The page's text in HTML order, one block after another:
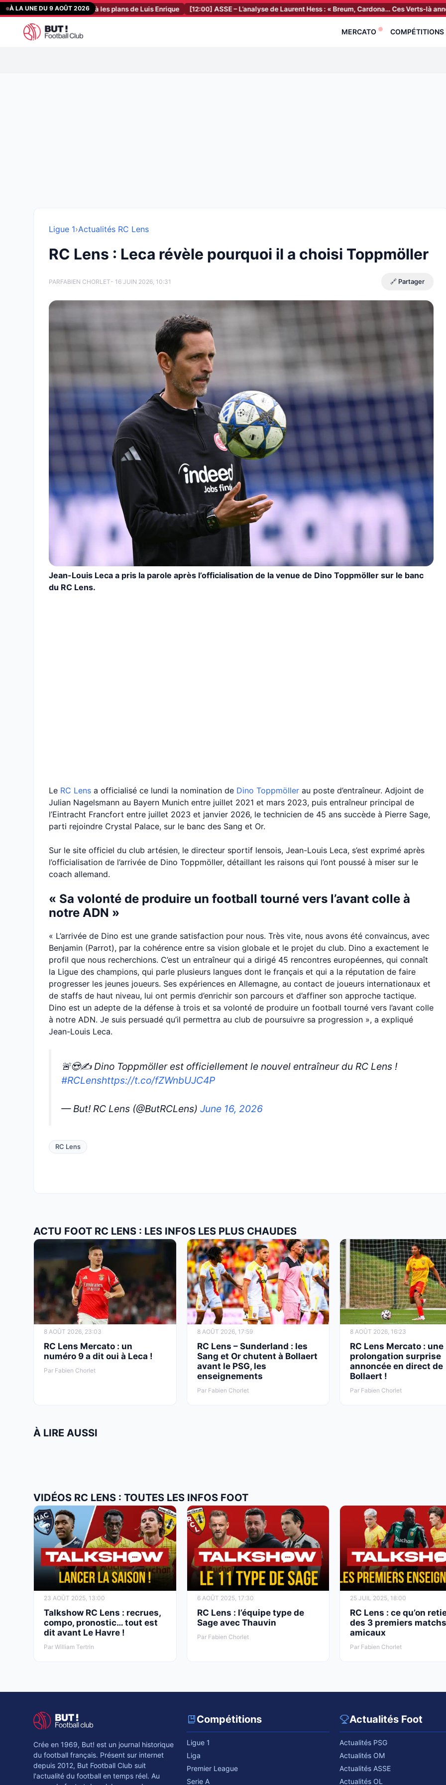
Aller
au
contenu
À LA UNE DU 9 AOÛT 2026
change déjà les plans de Luis Enrique [12:00] ASSE – L’analyse de Laurent Hess : « Breum, Cardona… Ces Verts-là annoncent la
MERCATO COMPÉTITIONS
Ligue 1›Actualités RC Lens
RC Lens : Leca révèle pourquoi il a choisi Toppmöller
PARFABIEN CHORLET- 16 JUIN 2026, 10:31 🔗 Partager
Jean-Louis Leca a pris la parole après l’officialisation de la venue de Dino Toppmöller sur le banc
du RC Lens.
Le RC Lens a officialisé ce lundi la nomination de Dino Toppmöller au poste d’entraîneur. Adjoint de
Julian Nagelsmann au Bayern Munich entre juillet 2021 et mars 2023, puis entraîneur principal de
l’Eintracht Francfort entre juillet 2023 et janvier 2026, le technicien de 45 ans succède à Pierre Sage,
parti rejoindre Crystal Palace, sur le banc des Sang et Or.
Sur le site officiel du club artésien, le directeur sportif lensois, Jean-Louis Leca, s’est exprimé après
l’officialisation de l’arrivée de Dino Toppmöller, détaillant les raisons qui l’ont poussé à miser sur le
coach allemand.
« Sa volonté de produire un football tourné vers l’avant colle à
notre ADN »
« L’arrivée de Dino est une grande satisfaction pour nous. Très vite, nous avons été convaincus, avec
Benjamin (Parrot), par la cohérence entre sa vision globale et le projet du club. Dino a exactement le
profil que nous recherchions. C’est un entraîneur qui a dirigé 45 rencontres européennes, qui connaît
la Ligue des champions, qui parle plusieurs langues dont le français et qui a la réputation de faire
progresser les jeunes joueurs. Ses expériences en Allemagne, au contact de joueurs internationaux et
de staffs de haut niveau, lui ont permis d’enrichir son parcours et d’affiner son approche tactique.
Dino est un adepte de la défense à trois et sa volonté de produire un football tourné vers l’avant colle
à notre ADN. Je suis persuadé qu’il permettra au club de poursuivre sa progression », a expliqué
Jean-Louis Leca.
🚨😍✍️ Dino Toppmöller est officiellement le nouvel entraîneur du RC Lens !
#RCLenshttps://t.co/fZWnbUJC4P
— But! RC Lens (@ButRCLens) June 16, 2026
RC Lens
ACTU FOOT RC LENS : LES INFOS LES PLUS CHAUDES
8 AOÛT 2026, 23:03
RC Lens Mercato : un
numéro 9 a dit oui à Leca !
Par Fabien Chorlet
8 AOÛT 2026, 17:59
RC Lens – Sunderland : les
Sang et Or chutent à Bollaert
avant le PSG, les
enseignements
Par Fabien Chorlet
8 AOÛT 2026, 16:23
RC Lens Mercato : une
prolongation surprise
annoncée en direct de
Bollaert !
Par Fabien Chorlet
À LIRE AUSSI
VIDÉOS RC LENS : TOUTES LES INFOS FOOT
23 AOÛT 2025, 13:00
Talkshow RC Lens : recrues,
compo, pronostic… tout est
dit avant Le Havre !
Par William Tertrin
6 AOÛT 2025, 17:30
RC Lens : l’équipe type de
Sage avec Thauvin
Par Fabien Chorlet
25 JUIL 2025, 18:00
RC Lens : ce qu’on
des 3 premiers matchs
amicaux
Par Fabien Chorlet
Crée en 1969, But! est un journal historique
du football français. Présent sur internet
depuis 2012, But Football Club suit
l'actualité du football en temps réel. Au
Compétitions
Ligue 1
Liga
Premier League
Serie A
Actualités Foot
Actualités PSG
Actualités OM
Actualités ASSE
Actualités OL